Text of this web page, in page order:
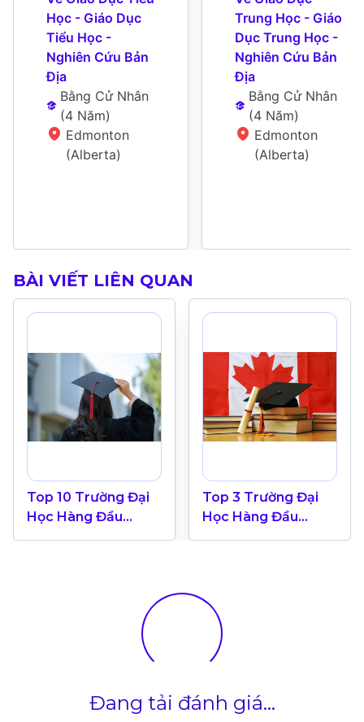
Học - Giáo Dục
Tiểu Học -
Nghiên Cứu Bản
Địa
Bằng Cử Nhân
(4 Năm)
Edmonton
(Alberta)
Trung Học - Giáo
Dục Trung Học -
Nghiên Cứu Bản
Địa
Bằng Cử Nhân
(4 Năm)
Edmonton
(Alberta)
BÀI VIẾT LIÊN QUAN
Top 10 Trường Đại
Học Hàng Đầu
Canada 2024
Top 3 Trường Đại
Học Hàng Đầu
Canada Theo Bảng
Đang tải đánh giá...